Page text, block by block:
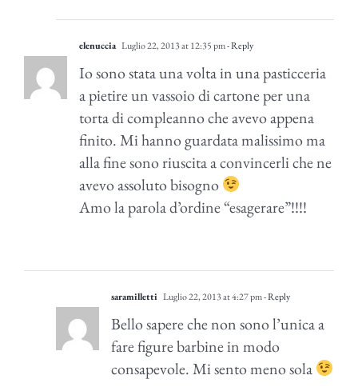
elenuccia Luglio 22, 2013 at 12:35 pm- Reply
Io sono stata una volta in una pasticceria
a pietire un vassoio di cartone per una
torta di compleanno che avevo appena
finito. Mi hanno guardata malissimo ma
alla fine sono riuscita a convincerli che ne
avevo assoluto bisogno
Amo la parola d’ordine “esagerare”!!!!
saramilletti Luglio 22, 2013 at 4:27 pm- Reply
Bello sapere che non sono l’unica a
fare figure barbine in modo
consapevole. Mi sento meno sola